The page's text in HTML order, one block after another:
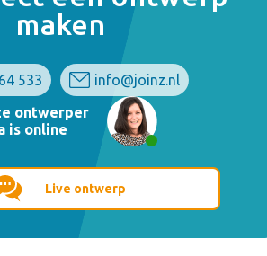
maken
533
info@joinz.nl
ontwerper
is online
Live ontwerp